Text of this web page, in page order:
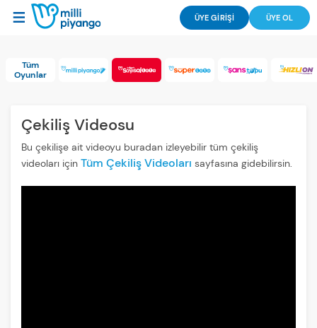
ÜYE GİRİŞİ ÜYE OL
Tüm
Oyunlar
Çekiliş Videosu
Bu çekilişe ait videoyu buradan izleyebilir tüm çekiliş
videoları için Tüm Çekiliş Videoları sayfasına gidebilirsin.